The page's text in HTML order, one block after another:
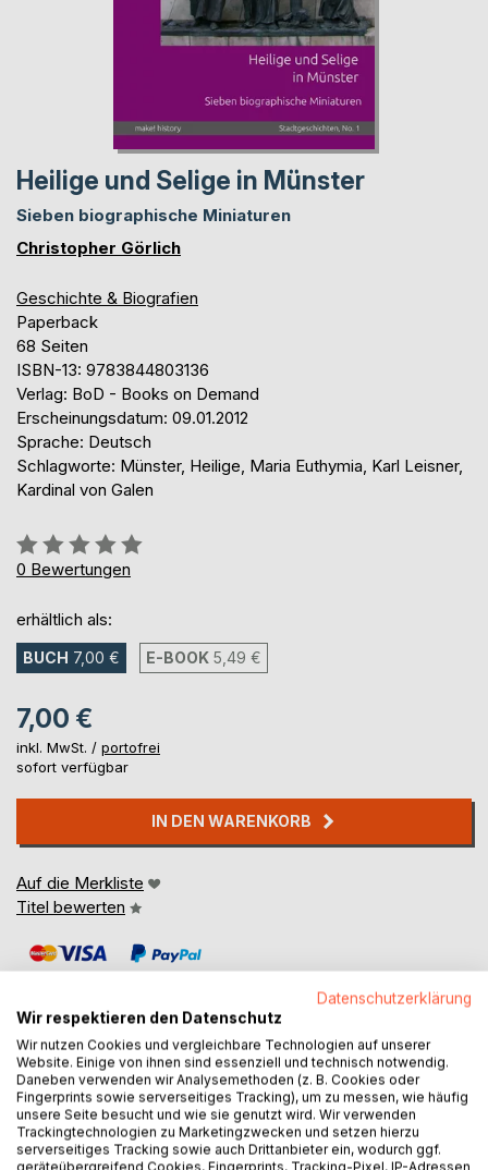
Heilige und Selige in Münster
Sieben biographische Miniaturen
Christopher Görlich
Geschichte & Biografien
Paperback
68 Seiten
ISBN-13: 9783844803136
Verlag: BoD - Books on Demand
Erscheinungsdatum: 09.01.2012
Sprache: Deutsch
Schlagworte: Münster, Heilige, Maria Euthymia, Karl Leisner,
Kardinal von Galen
Bewertung::
0%
0 Bewertungen
erhältlich als:
BUCH 7,00 € E-BOOK 5,49 €
7,00 €
inkl. MwSt. / portofrei
sofort verfügbar
IN DEN WARENKORB
Auf die Merkliste
Titel bewerten
BESCHREIBUNG
Liudger, Erpho, Anna Katharina Emmerick, Kardinal von
Galen, Edith Stein, Karl Leisner, Maria Euthymia.
Datenschutzerklärung
Wir respektieren den Datenschutz
Wir nutzen Cookies und vergleichbare Technologien auf unserer
Website. Einige von ihnen sind essenziell und technisch notwendig.
Daneben verwenden wir Analysemethoden (z. B. Cookies oder
Fingerprints sowie serverseitiges Tracking), um zu messen, wie häufig
unsere Seite besucht und wie sie genutzt wird. Wir verwenden
Trackingtechnologien zu Marketingzwecken und setzen hierzu
serverseitiges Tracking sowie auch Drittanbieter ein, wodurch ggf.
geräteübergreifend Cookies, Fingerprints, Tracking-Pixel, IP-Adressen